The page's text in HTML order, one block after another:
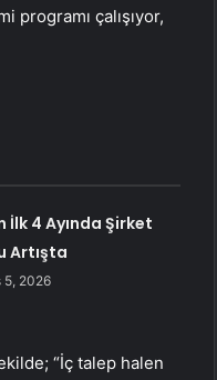
programı çalışıyor,
İlk 4 Ayında Şirket
Artışta
5, 2026
“İç talep halen